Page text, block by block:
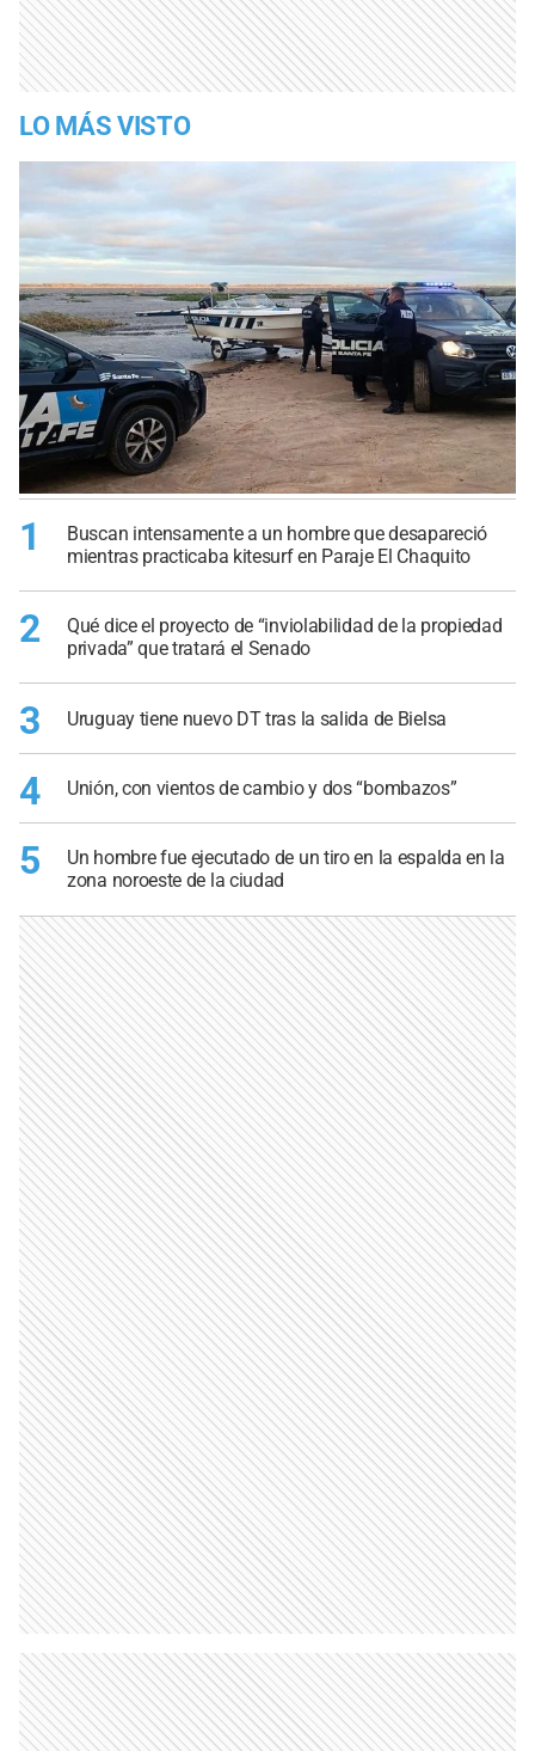
LO MÁS VISTO
1
Buscan intensamente a un hombre que desapareció
mientras practicaba kitesurf en Paraje El Chaquito
2
Qué dice el proyecto de “inviolabilidad de la propiedad
privada” que tratará el Senado
3 Uruguay tiene nuevo DT tras la salida de Bielsa
4 Unión, con vientos de cambio y dos “bombazos”
5
Un hombre fue ejecutado de un tiro en la espalda en la
zona noroeste de la ciudad